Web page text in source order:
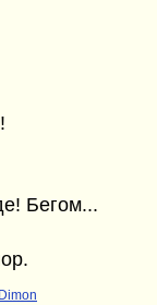
Бегом...
Dimon